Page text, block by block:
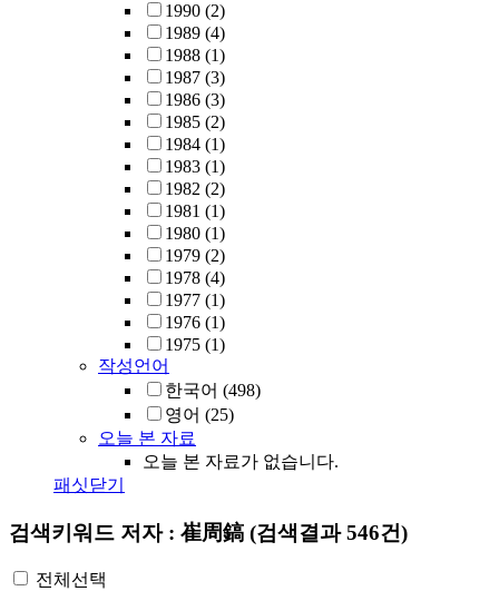
1990 (2)
1989 (4)
1988 (1)
1987 (3)
1986 (3)
1985 (2)
1984 (1)
1983 (1)
1982 (2)
1981 (1)
1980 (1)
1979 (2)
1978 (4)
1977 (1)
1976 (1)
1975 (1)
작성언어
한국어 (498)
영어 (25)
오늘 본 자료
오늘 본 자료가 없습니다.
패싯닫기
검색키워드 저자 : 崔周鎬 (검색결과 546건)
전체선택